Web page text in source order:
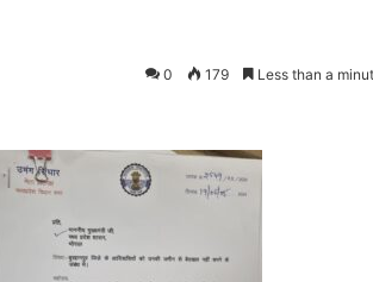
0 179 Less than a